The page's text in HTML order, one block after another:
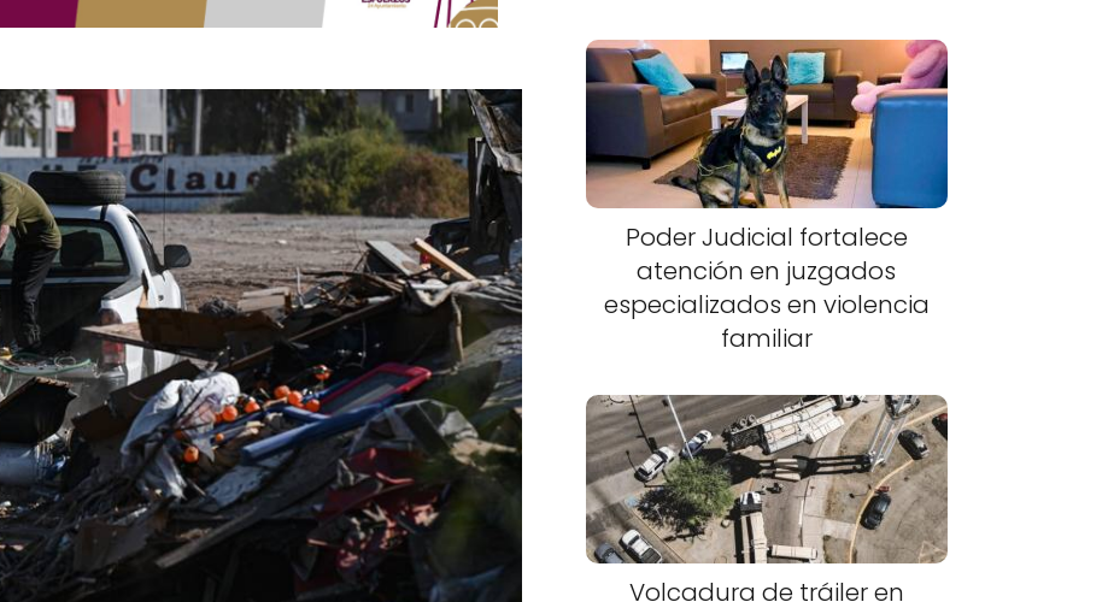
Poder Judicial fortalece
atención en juzgados
especializados en violencia
familiar
Volcadura de tráiler en